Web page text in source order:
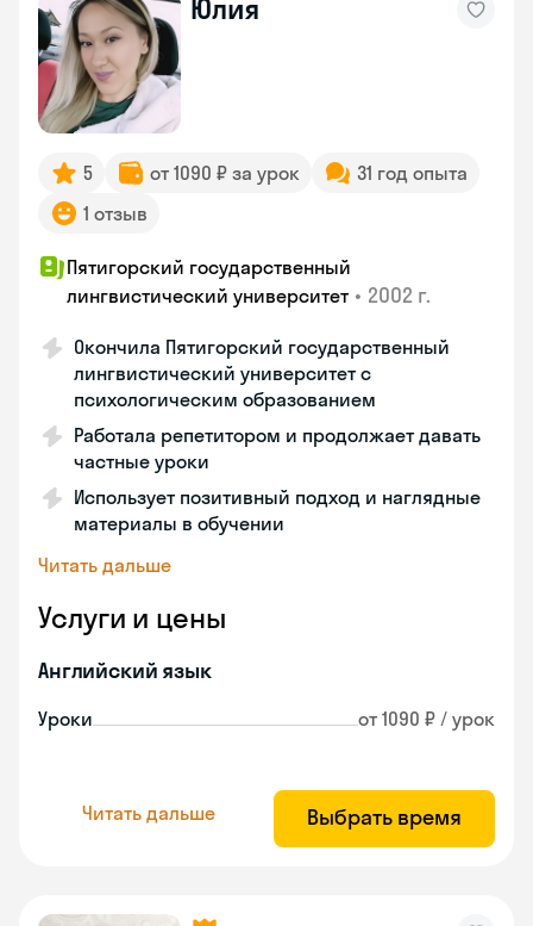
Юлия
5 от 1090 ₽ за урок
31 год опыта
1 отзыв
Пятигорский государственный
лингвистический университет • 2002 г.
Окончила Пятигорский государственный
лингвистический университет с
психологическим образованием
Работала репетитором и продолжает давать
частные уроки
Использует позитивный подход и наглядные
материалы в обучении
Читать дальше
Услуги и цены
Английский язык
Уроки от 1090 ₽ / урок
Читать дальше Выбрать время